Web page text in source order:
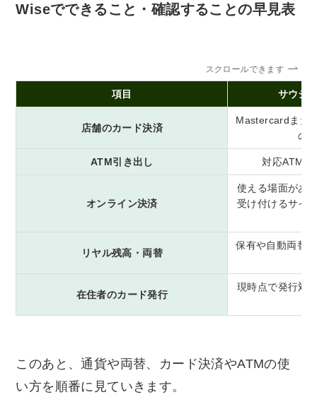
Wiseでできること・確認することの早見表
スクロールできます
項目 サウジ
店舗のカード決済
Mastercardまた
の
ATM引き出し 対応ATMで
オンライン決済
使える場面があ
受け付けるサイ
リヤル残高・両替
保有や自動両替
在住者のカード発行
現時点で発行対
このあと、通貨や両替、カード決済やATMの使
い方を順番に見ていきます。